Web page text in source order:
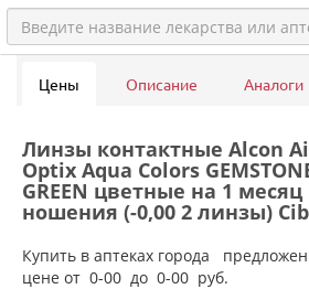
Цены Описание Аналоги
Линзы контактные Alcon
Optix Aqua Colors
GREEN цветные на 1 месяц
ношения (-0,00 2 линзы)
Кушвы
Купить в аптеках города
цене от 0-00 до 0-00 руб.